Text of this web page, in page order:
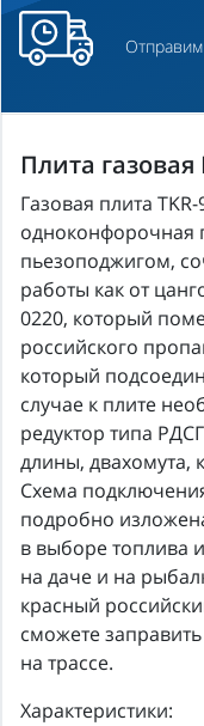
Плита газовая
Газовая плита
одноконфорочная
пьезоподжигом,
работы как от
0220, который
российского
который
случае к плите
редуктор типа
длины, двахомута,
Схема
подробно
в выборе топлива
на даче и на
красный
сможете
на трассе.
Характеристики: